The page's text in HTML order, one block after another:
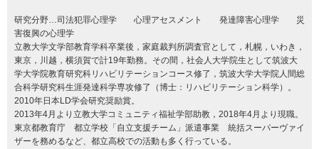
研究分野…司法犯罪心理学 心理アセスメント 発達障害心理学 災
害復興の心理学
立教大学文学部教育学科卒業後，家庭裁判所調査官として，札幌，いわき，
東京，川越，横須賀で計19年勤務。その間，社会人大学院生として筑波大
学大学院教育研究科リハビリテーションコース修了，筑波大学大学院人間総
合科学研究科生涯発達科学専攻修了（博士：リハビリテーション科学）。
2010年日本LD学会研究奨励賞。
2013年4月より立教大学コミュニティ福祉学部助教，2018年4月より現職。
東京都教育庁 都立学校「自立支援チーム」派遣事業 統括スーパーヴァイ
ザーを務めるなど、都立高校での活動も多く行っている。